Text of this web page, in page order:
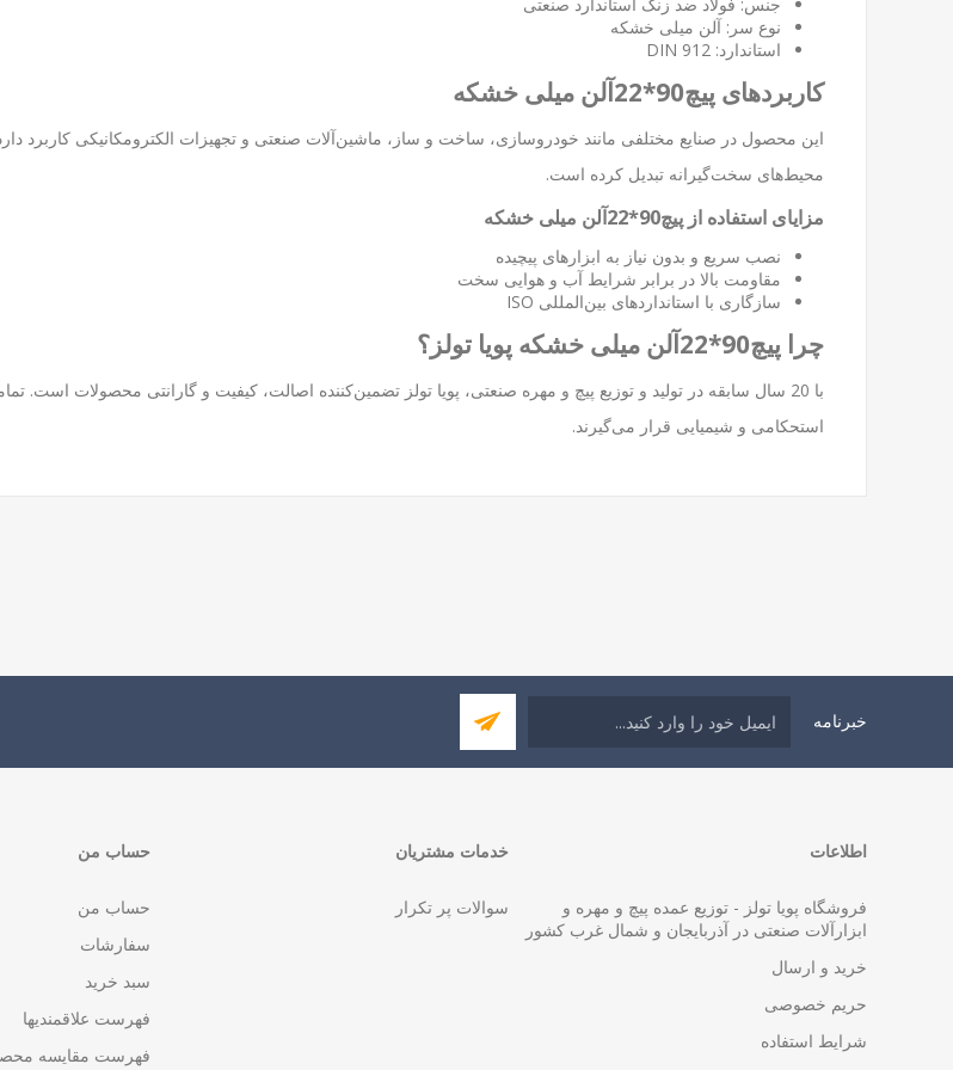
نوع سر: آلن میلی خشکه
استاندارد: DIN 912
کاربردهای پیچ90*22آلن میلی خشکه
این محصول در صنایع مختلفی مانند خودروسازی، ساخت و ساز، ماشین‌آلات صنعتی و تجهیزات الکترومکانیکی کاربرد
محیط‌های سخت‌گیرانه تبدیل کرده است.
مزایای استفاده از پیچ90*22آلن میلی خشکه
نصب سریع و بدون نیاز به ابزارهای پیچیده
مقاومت بالا در برابر شرایط آب و هوایی سخت
سازگاری با استانداردهای بین‌المللی ISO
چرا پیچ90*22آلن میلی خشکه پویا تولز؟
استحکامی و شیمیایی قرار می‌گیرند.
خبرنامه
اطلاعات
فروشگاه پویا تولز - توزیع عمده پیچ و مهره و
ابزارآلات صنعتی در آذربایجان و شمال غرب کشور
خرید و ارسال
حریم خصوصی
شرایط استفاده
خدمات مشتریان
سوالات پر تکرار
حساب من
حساب من
سفارشات
سبد خرید
فهرست علاقمندیها
فهرست مقایسه